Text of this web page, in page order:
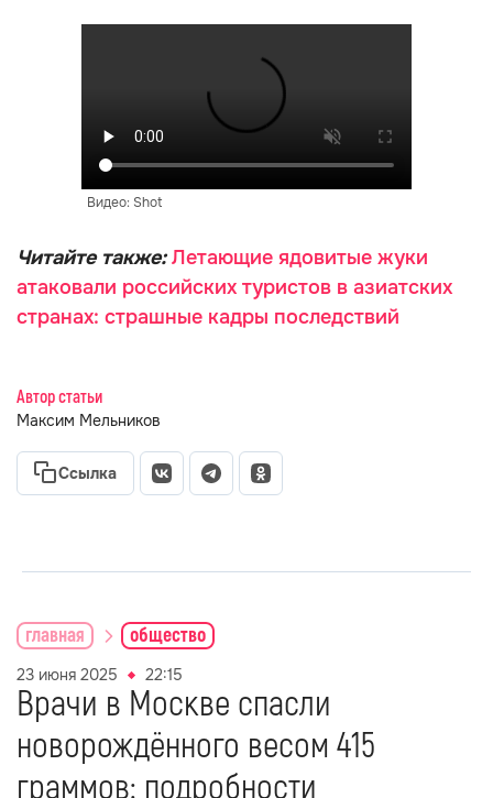
Видео: Shot
Читайте также:Летающие ядовитые жуки
атаковали российских туристов в азиатских
странах: страшные кадры последствий
Автор статьи
Максим Мельников
Ссылка
главная общество
23 июня 2025 22:15
Врачи в Москве спасли
новорождённого весом 415
граммов: подробности